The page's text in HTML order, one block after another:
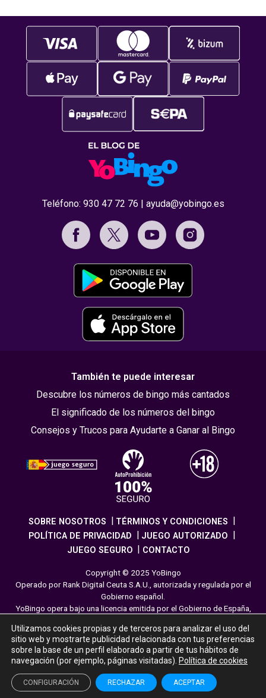
Teléfono: 930 47 72 76 | ayuda@yobingo.es
También te puede interesar
Descubre los números de bingo más cantados
El significado de los números del bingo
Consejos y Trucos para Ayudarte a Ganar al Bingo
SOBRE NOSOTROS
TÉRMINOS Y CONDICIONES
POLÍTICA DE PRIVACIDAD
JUEGO AUTORIZADO
JUEGO SEGURO
CONTACTO
Copyright © 2025 YoBingo
Operado por Rank Digital Ceuta S.A.U., autorizada y regulada por el
Gobierno español.
YoBingo opera bajo una licencia emitida por el Gobierno de España,
responsabilidad en los juegos online. El juego es una forma de
entretenimiento cuya finalidad es ofrecer diversión y emoción a los
jugadores en nuestra página web. Juega con moderación siguiendo
las pautas recomendadas para el juego responsable.
Utilizamos cookies propias y de terceros para analizar el uso del
sitio web y mostrarte publicidad relacionada con tus preferencias
sobre la base de un perfil elaborado a partir de tus hábitos de
navegación (por ejemplo, páginas visitadas). Política de cookies
ACEPTAR
RECHAZAR
CONFIGURACIÓN